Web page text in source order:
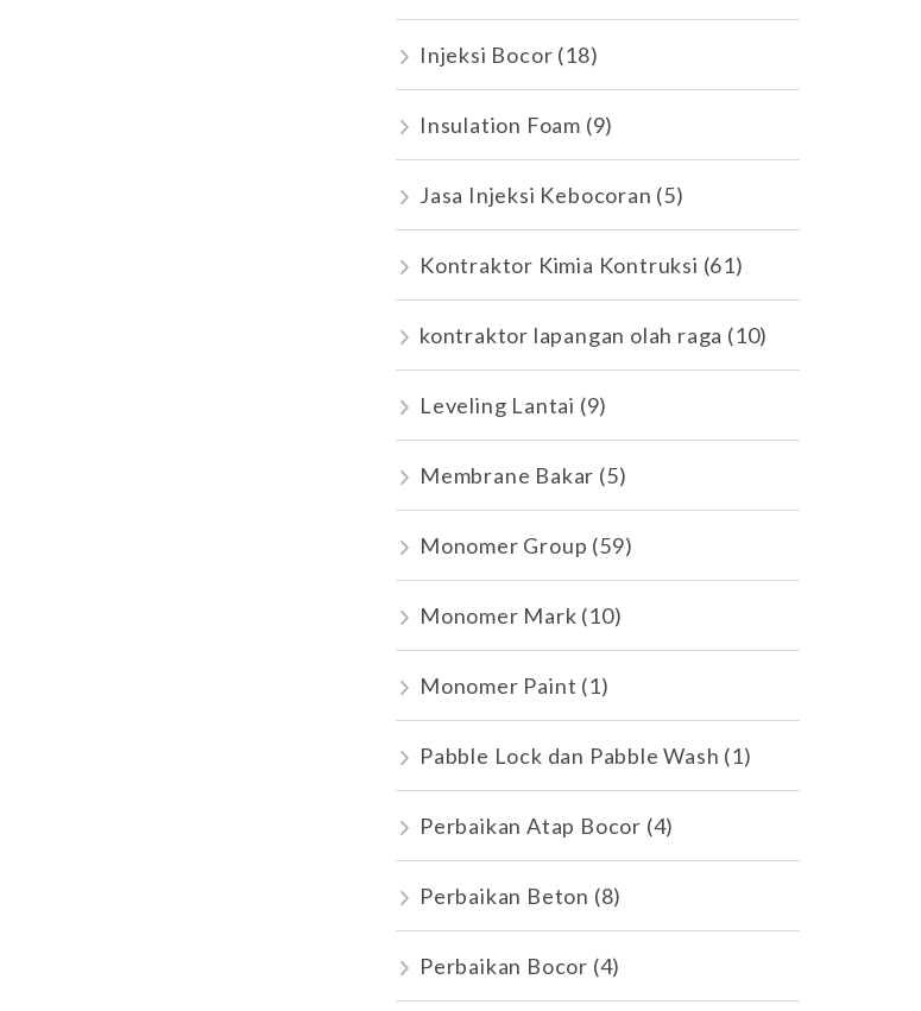
Injeksi Bocor (18)
Insulation Foam (9)
Jasa Injeksi Kebocoran (5)
Kontraktor Kimia Kontruksi (61)
kontraktor lapangan olah raga (10)
Leveling Lantai (9)
Membrane Bakar (5)
Monomer Group (59)
Monomer Mark (10)
Monomer Paint (1)
Pabble Lock dan Pabble Wash (1)
Perbaikan Atap Bocor (4)
Perbaikan Beton (8)
Perbaikan Bocor (4)